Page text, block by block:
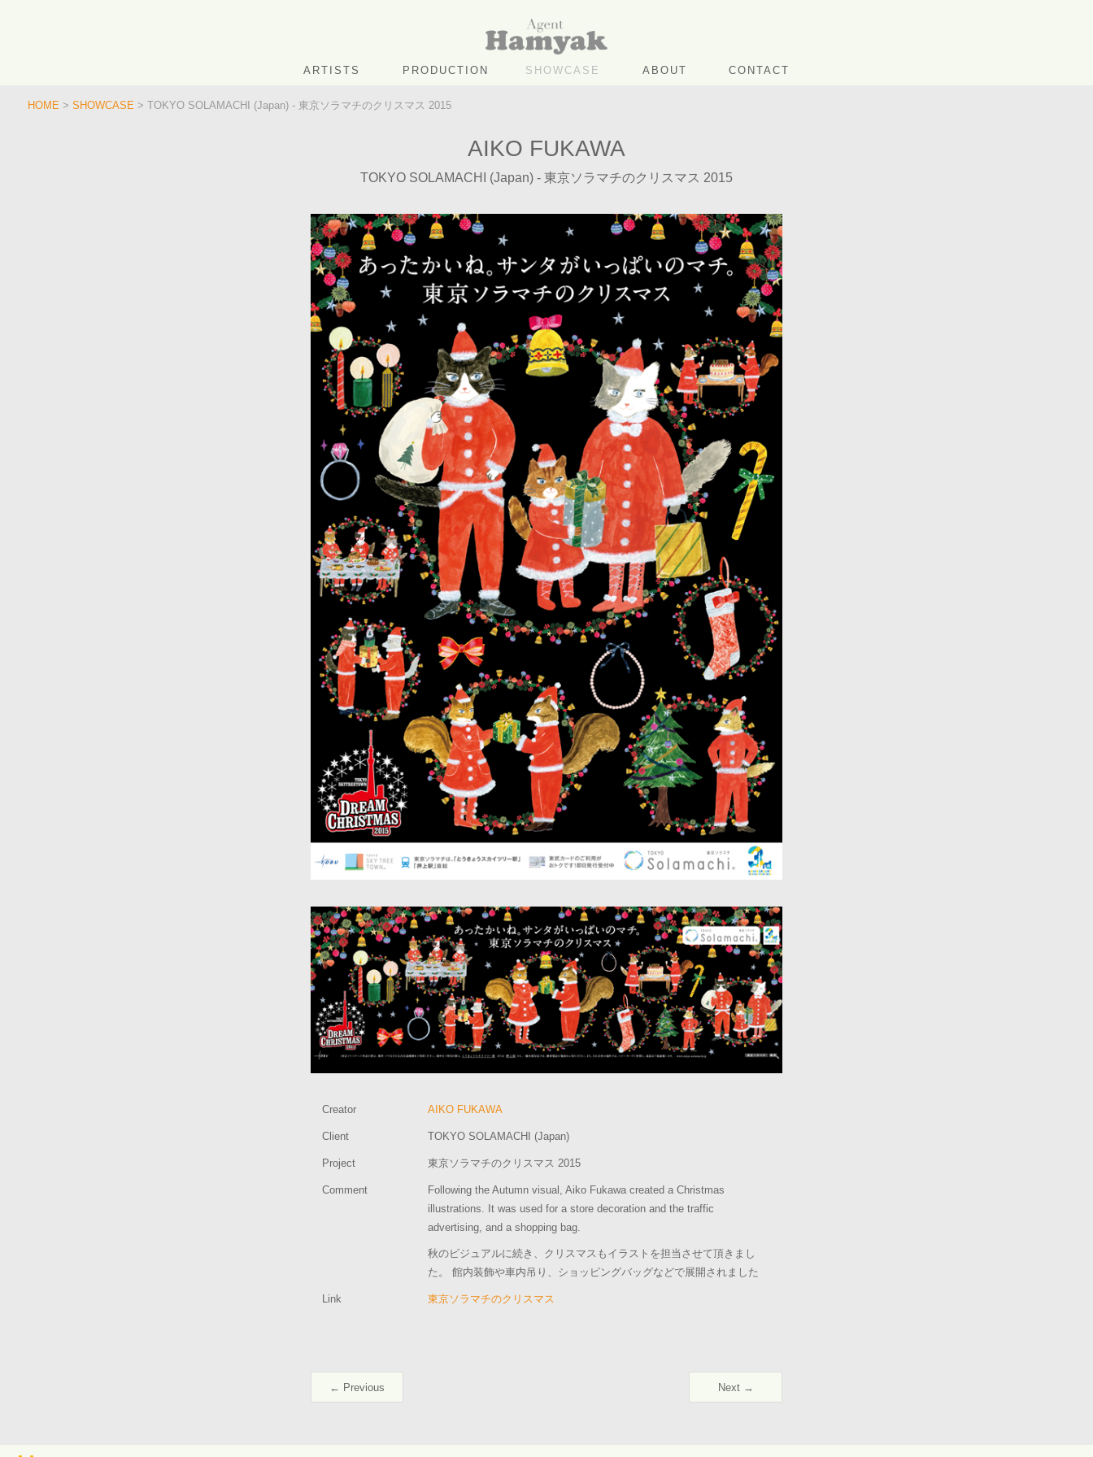
ARTISTS PRODUCTION SHOWCASE ABOUT CONTACT
HOME > SHOWCASE > TOKYO SOLAMACHI (Japan) - 東京ソラマチのクリスマス 2015
AIKO FUKAWA
TOKYO SOLAMACHI (Japan) - 東京ソラマチのクリスマス 2015
Creator AIKO FUKAWA
Client TOKYO SOLAMACHI (Japan)
Project 東京ソラマチのクリスマス 2015
Comment
Following the Autumn visual, Aiko Fukawa created a Christmas
illustrations. It was used for a store decoration and the traffic
advertising, and a shopping bag.
秋のビジュアルに続き、クリスマスもイラストを担当させて頂きまし
た。 館内装飾や車内吊り、ショッピングバッグなどで展開されました
Link 東京ソラマチのクリスマス
Next →
← Previous